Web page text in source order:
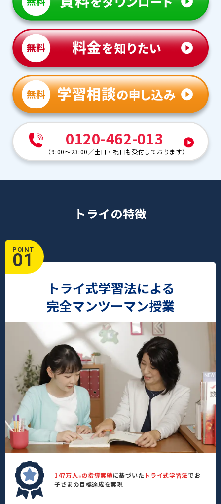
【保護者様より】
トライ担当者並びに担当の先生の親身な対応は感謝しか
ありません。
0120-462-013
（9:00～23:00 ／土日・祝日も受付しております）
トライの特徴
POINT
01
トライ式学習法による
完全マンツーマン授業
147万人 ※ の指導実績に基づいた トライ式学習法でお
子さまの目標達成を実現